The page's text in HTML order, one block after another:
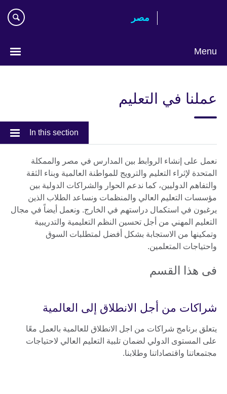
مصر‎
Menu
عملنا في التعليم
In this section
نعمل على إنشاء الروابط بين المدارس في مصر والممكلة
المتحدة لإثراء التعليم والترويج للمواطنة العالمية وبناء الثقة
والتفاهم الدوليين، كما ندعم الحوار والشراكات الدولية بين
مؤسسات التعليم العالي والمنظمات ونساعد الطلاب الذين
يرغبون في استكمال دراستهم في الخارج. ونعمل أيضاً في مجال
التعليم المهني من أجل تحسين النظم التعليمية والتدريبية
وتمكينها من الاستجابة بشكل أفضل لمتطلبات السوق
واحتياجات المتعلمين.
فى هذا القسم
شراكات من أجل الانطلاق إلى العالمية
يتعلق برنامج شراكات من اجل الانطلاق للعالمية بالعمل معًا
على المستوى الدولي لضمان تلبية التعليم العالي لاحتياجات
مجتمعاتنا واقتصاداتنا وطلابنا.